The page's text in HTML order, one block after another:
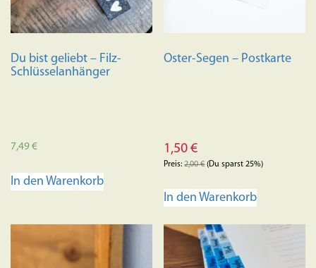
Du bist geliebt – Filz-
Schlüsselanhänger
7,49€
In den Warenkorb
Oster-Segen – Postkarte
1,50€
Preis:2,00€(Du sparst 25%)
In den Warenkorb